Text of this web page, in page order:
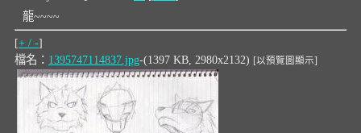
龍~~~~
[+ / -]
檔名： 1395747114837.jpg-(1397 KB, 2980x2132) [以預覽圖顯示]